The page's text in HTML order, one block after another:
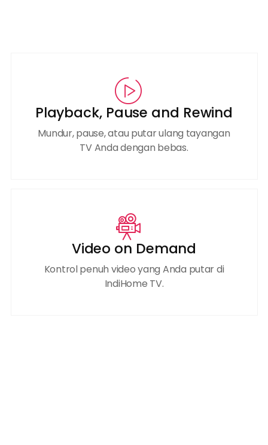
Playback, Pause and Rewind
Mundur, pause, atau putar ulang tayangan
TV Anda dengan bebas.
Video on Demand
Kontrol penuh video yang Anda putar di
IndiHome TV.